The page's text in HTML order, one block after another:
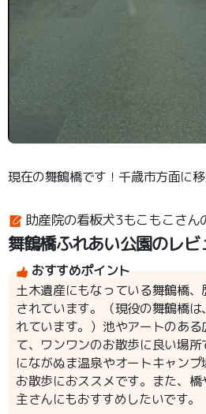
現在の舞鶴橋です！千歳市方面に
助産院の看板犬3もこもこさん
舞鶴橋ふれあい公園のレビ
おすすめポイント
土木遺産にもなっている舞鶴橋
されています。（現役の舞鶴橋
れています。）池やアートのあ
て、ワンワンのお散歩に良い場
にながぬま温泉やオートキャン
お散歩におススメです。また、
主さんにもおすすめしたいです。